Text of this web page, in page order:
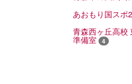
あおもり国スポ
青森西ヶ丘高校
準備室 4